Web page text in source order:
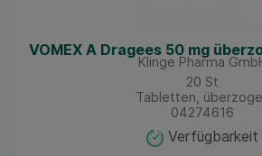
VOMEX A Dragees 50 mg
Klinge Pharma
20 St
Tabletten,
04274616
Verfügbarkeit